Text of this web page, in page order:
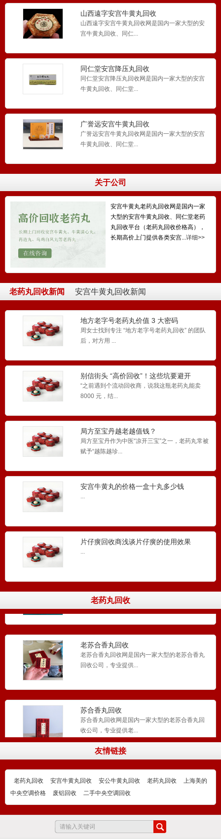
山西遠字安宫牛黄丸回收
山西遠字安宫牛黄丸回收网是国内一家大型的安
宫牛黄丸回收、同仁...
同仁堂安宫降压丸回收
同仁堂安宫降压丸回收网是国内一家大型的安宫
牛黄丸回收、同仁堂...
广誉远安宫牛黄丸回收
广誉远安宫牛黄丸回收网是国内一家大型的安宫
牛黄丸回收、同仁堂...
关于公司
安宫牛黄丸老药丸回收网是国内一家
大型的安宫牛黄丸回收、同仁堂老药
丸回收平台（老药丸回收价格高），
长期高价上门提供各类安宫...详细>>
老药丸回收新闻 安宫牛黄丸回收新闻
地方老字号老药丸价值 3 大密码
周女士找到专注 “地方老字号老药丸回收” 的团队
后，对方用 ...
别信街头 “高价回收”！这些坑要避开
“之前遇到个流动回收商，说我这瓶老药丸能卖
8000 元，结...
局方至宝丹越老越值钱？
局方至宝丹作为中医“凉开三宝”之一，老药丸常被
赋予“越陈越珍...
安宫牛黄丸的价格一盒十丸多少钱
...
片仔癀回收商浅谈片仔癀的使用效果
...
老药丸回收
公司，专业提供老醒...
回收公司，专业提供...
老苏合香丸回收
老苏合香丸回收网是国内一家大型的老苏合香丸
回收公司，专业提供...
苏合香丸回收
苏合香丸回收网是国内一家大型的老苏合香丸回
收公司，专业提供老...
同仁堂老药丸回收
同仁堂老药丸回收网​国内一家大型的安宫牛黄丸
回收、同仁堂老药...
友情链接
老药丸回收 安宫牛黄丸回收 安公牛黄丸回收 老药丸回收
上海美的
中央空调价格
废铝回收 二手中央空调回收